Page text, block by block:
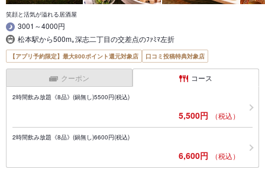
笑顔と活気が溢れる居酒屋
3001～4000円
松本駅から500m｡深志二丁目の交差点のﾌｧﾐﾏ左折
【アプリ予約限定】最大800ポイント還元対象店 口コミ投稿特典対象店
クーポン コース
2時間飲み放題《8品》(鍋無し)5500円(税込)
5,500円 （税込）
2時間飲み放題《8品》(鍋無し)6600円(税込)
6,600円 （税込）